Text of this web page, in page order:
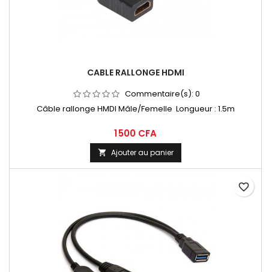
CABLE RALLONGE HDMI
Commentaire(s): 0
Câble rallonge HMDI Mâle/Femelle Longueur : 1.5m
1 500 CFA
 Ajouter au panier
favorite_border